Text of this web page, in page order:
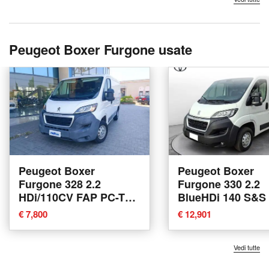
Peugeot Boxer Furgone usate
Peugeot Boxer
Furgone 328 2.2
HDi/110CV FAP PC-TN
Furgone del 2016 usata
a Castelfranco di Sotto
€ 7,800
Peugeot Boxer
Furgone 330 2.2
BlueHDi 140 S&S
TN Furgone
del 2021 usata a
€ 12,901
Vedi tutte